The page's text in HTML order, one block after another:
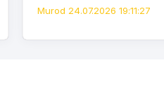
Murod 24.07.2026 19:11:27